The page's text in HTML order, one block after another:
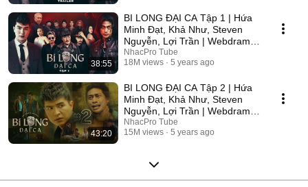
38:55
BI LONG ĐẠI CA Tập 1 | Hứa
Minh Đạt, Khả Như, Steven
Nguyễn, Lợi Trần | Webdrama
Yang Hồ 2021
NhacPro Tube
18M views
5 years ago
43:20
BI LONG ĐẠI CA Tập 2 | Hứa
Minh Đạt, Khả Như, Steven
Nguyễn, Lợi Trần | Webdrama
Yang Hồ 2021
NhacPro Tube
15M views
5 years ago